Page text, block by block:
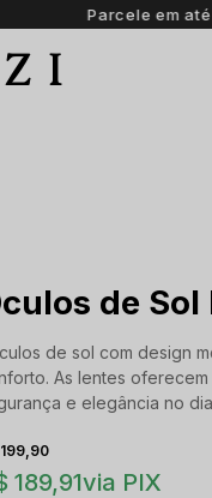
de Sol
de sol com design
As lentes
e elegância no
189,91via PIX